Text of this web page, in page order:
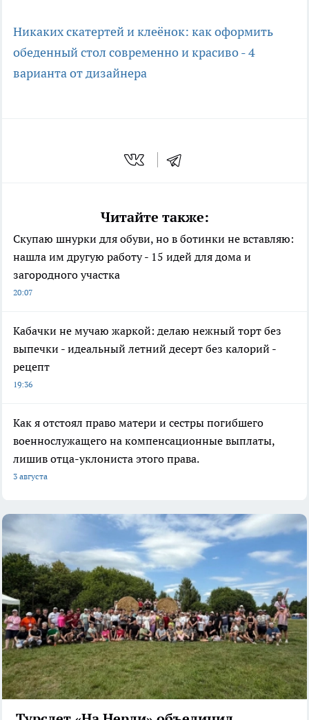
Никаких скатертей и клеёнок: как оформить
обеденный стол современно и красиво - 4
варианта от дизайнера
Читайте также:
Скупаю шнурки для обуви, но в ботинки не вставляю:
нашла им другую работу - 15 идей для дома и
загородного участка
20:07
Кабачки не мучаю жаркой: делаю нежный торт без
выпечки - идеальный летний десерт без калорий -
рецепт
19:36
Как я отстоял право матери и сестры погибшего
военнослужащего на компенсационные выплаты,
лишив отца-уклониста этого права.
3 августа